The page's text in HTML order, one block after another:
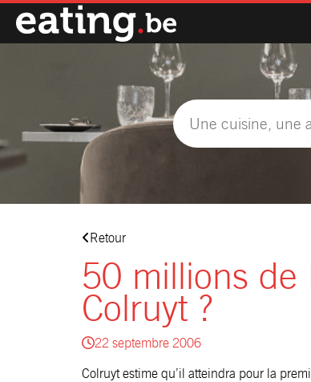
Retour
50 millions de
Colruyt ?
22 septembre 2006
Colruyt estime qu’il atteindra pour la